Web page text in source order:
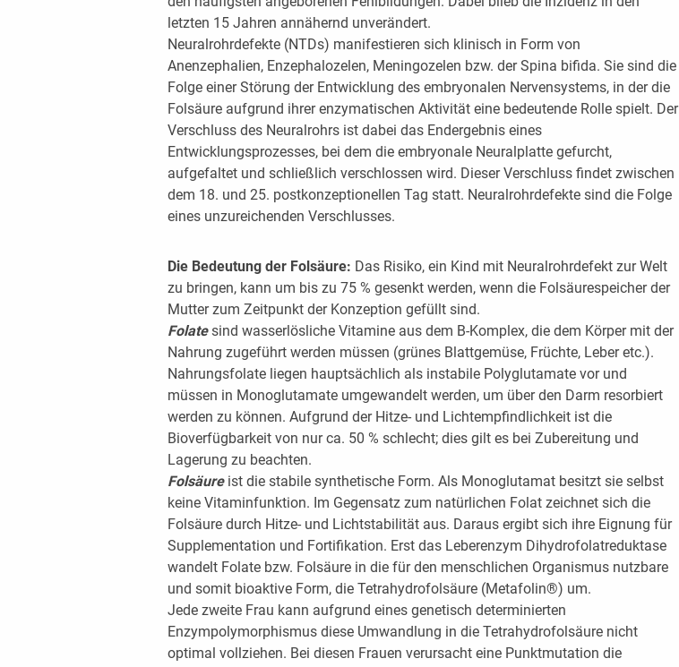
letzten 15 Jahren annähernd unverändert.
Neuralrohrdefekte (NTDs) manifestieren sich klinisch in Form von
Anenzephalien, Enzephalozelen, Meningozelen bzw. der Spina bifida. Sie sind die
Folge einer Störung der Entwicklung des embryonalen Nervensystems, in der die
Folsäure aufgrund ihrer enzymatischen Aktivität eine bedeutende Rolle spielt. Der
Verschluss des Neuralrohrs ist dabei das Endergebnis eines
Entwicklungsprozesses, bei dem die embryonale Neuralplatte gefurcht,
aufgefaltet und schließlich verschlossen wird. Dieser Verschluss findet zwischen
dem 18. und 25. postkonzeptionellen Tag statt. Neuralrohrdefekte sind die Folge
eines unzureichenden Verschlusses.
Die Bedeutung der Folsäure: Das Risiko, ein Kind mit Neuralrohrdefekt zur Welt
zu bringen, kann um bis zu 75 % gesenkt werden, wenn die Folsäurespeicher der
Mutter zum Zeitpunkt der Konzeption gefüllt sind.
Folatesind wasserlösliche Vitamine aus dem B-Komplex, die dem Körper mit der
Nahrung zugeführt werden müssen (grünes Blattgemüse, Früchte, Leber etc.).
Nahrungsfolate liegen hauptsächlich als instabile Polyglutamate vor und
müssen in Monoglutamate umgewandelt werden, um über den Darm resorbiert
werden zu können. Aufgrund der Hitze- und Lichtempfindlichkeit ist die
Bioverfügbarkeit von nur ca. 50 % schlecht; dies gilt es bei Zubereitung und
Lagerung zu beachten.
Folsäure ist die stabile synthetische Form. Als Monoglutamat besitzt sie selbst
keine Vitaminfunktion. Im Gegensatz zum natürlichen Folat zeichnet sich die
Folsäure durch Hitze- und Lichtstabilität aus. Daraus ergibt sich ihre Eignung für
Supplementation und Fortifikation. Erst das Leberenzym Dihydrofolatreduktase
wandelt Folate bzw. Folsäure in die für den menschlichen Organismus nutzbare
und somit bioaktive Form, die Tetrahydrofolsäure (Metafolin®) um.
Jede zweite Frau kann aufgrund eines genetisch determinierten
Enzympolymorphismus diese Umwandlung in die Tetrahydrofolsäure nicht
optimal vollziehen. Bei diesen Frauen verursacht eine Punktmutation die